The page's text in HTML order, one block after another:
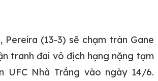
Pereira (13-3) sẽ chạm trán Gane
tranh đai vô địch hạng nặng tạm
UFC Nhà Trắng vào ngày 14/6.